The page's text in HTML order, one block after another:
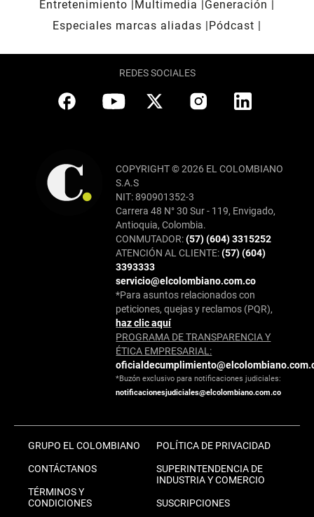
Entretenimiento
Multimedia
Generación
Especiales marcas aliadas
Pódcast
REDES SOCIALES
COPYRIGHT © 2026 EL COLOMBIANO
S.A.S
NIT: 890901352-3
Carrera 48 N° 30 Sur - 119, Envigado,
Antioquia, Colombia.
CONMUTADOR:(57) (604) 3315252
ATENCIÓN AL CLIENTE:(57) (604)
3393333
servicio@elcolombiano.com.co
*Para asuntos relacionados con
peticiones, quejas y reclamos (PQR),
haz clic aquí
PROGRAMA DE TRANSPARENCIA Y
ÉTICA EMPRESARIAL:
*Buzón exclusivo para notificaciones judiciales:
notificacionesjudiciales@elcolombiano.com.co
GRUPO EL COLOMBIANO
CONTÁCTANOS
TÉRMINOS Y
CONDICIONES
POLÍTICA DE PRIVACIDAD
SUPERINTENDENCIA DE
INDUSTRIA Y COMERCIO
SUSCRIPCIONES